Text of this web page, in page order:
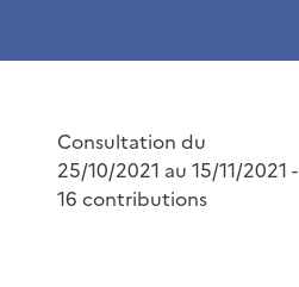
Consultation du
25/10/2021 au 15/11/2021 -
16 contributions